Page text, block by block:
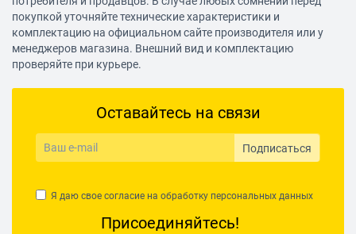
Чувствительность: 90 дБ/В
Импеданс: 32 Ом
покупкой уточняйте технические характеристики и
комплектацию на официальном сайте производителя или у
менеджеров магазина. Внешний вид и комплектацию
проверяйте при курьере.
Оставайтесь на связи
Подписаться
Я даю свое согласие на обработку персональных данных
Присоединяйтесь!